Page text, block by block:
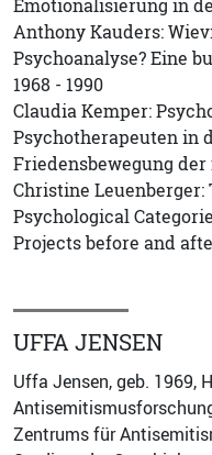
Emotionalisierung in
Anthony Kauders:
Psychoanalyse? Eine
1968 - 1990
Claudia Kemper:
Psychotherapeuten in
Friedensbewegung
Christine
Psychological
Projects before and
UFFA JENSEN
Uffa Jensen, geb. 1969,
Zentrums für